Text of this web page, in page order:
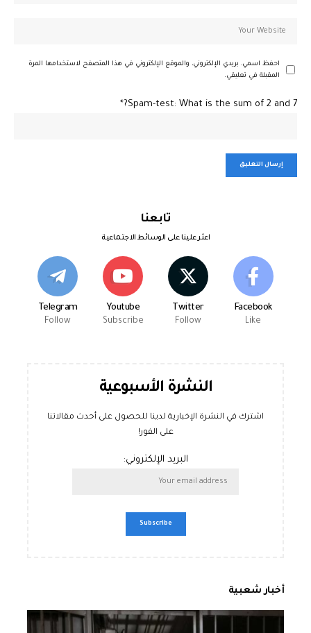
احفظ اسمي، بريدي الإلكتروني، والموقع الإلكتروني في هذا المتصفح لاستخدامها المرة
المقبلة في تعليقي.
Spam-test: What is the sum of 2 and 7?*
تابعنا
اعثر علينا على الوسائط الاجتماعية
Facebook
Like
Twitter
Follow
Youtube
Subscribe
Telegram
Follow
النشرة الأسبوعية
اشترك في النشرة الإخبارية لدينا للحصول على أحدث مقالاتنا
على الفور!
البريد الإلكتروني:
أخبار شعبية